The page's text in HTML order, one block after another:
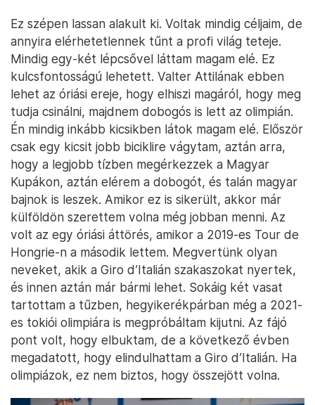
Ez szépen lassan alakult ki. Voltak mindig céljaim, de
annyira elérhetetlennek tűnt a profi világ teteje.
Mindig egy-két lépcsővel láttam magam elé. Ez
kulcsfontosságú lehetett. Valter Attilának ebben
lehet az óriási ereje, hogy elhiszi magáról, hogy meg
tudja csinálni, majdnem dobogós is lett az olimpián.
Én mindig inkább kicsikben látok magam elé. Először
csak egy kicsit jobb biciklire vágytam, aztán arra,
hogy a legjobb tízben megérkezzek a Magyar
Kupákon, aztán elérem a dobogót, és talán magyar
bajnok is leszek. Amikor ez is sikerült, akkor már
külföldön szerettem volna még jobban menni. Az
volt az egy óriási áttörés, amikor a 2019-es Tour de
Hongrie-n a második lettem. Megvertünk olyan
neveket, akik a Giro d’Italián szakaszokat nyertek,
és innen aztán már bármi lehet. Sokáig két vasat
tartottam a tűzben, hegyikerékpárban még a 2021-
es tokiói olimpiára is megpróbáltam kijutni. Az fájó
pont volt, hogy elbuktam, de a következő évben
megadatott, hogy elindulhattam a Giro d’Italián. Ha
olimpiázok, ez nem biztos, hogy összejött volna.